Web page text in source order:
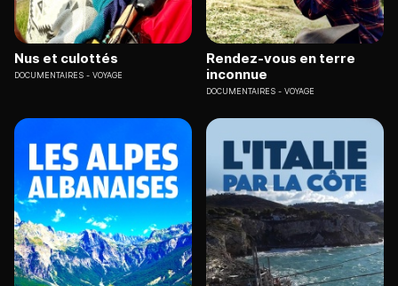
Nus et culottés
DOCUMENTAIRES VOYAGE
Rendez-vous en terre
inconnue
DOCUMENTAIRES VOYAGE